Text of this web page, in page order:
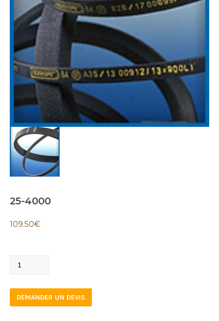
25-4000
109.50€
25-
quantity
DEMANDER UN DEVIS